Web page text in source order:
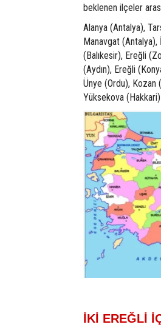
beklenen ilçeler
Alanya (Antalya),
Manavgat
(Balıkesir), Ereğli
(Aydın), Ereğli
Ünye (Ordu), Kozan
Yüksekova (Hakkari)
İKİ EREĞLİ